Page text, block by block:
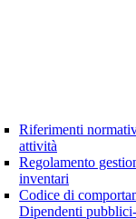
Riferimenti
attività
Regolamento
inventari
Codice di
Dipendenti